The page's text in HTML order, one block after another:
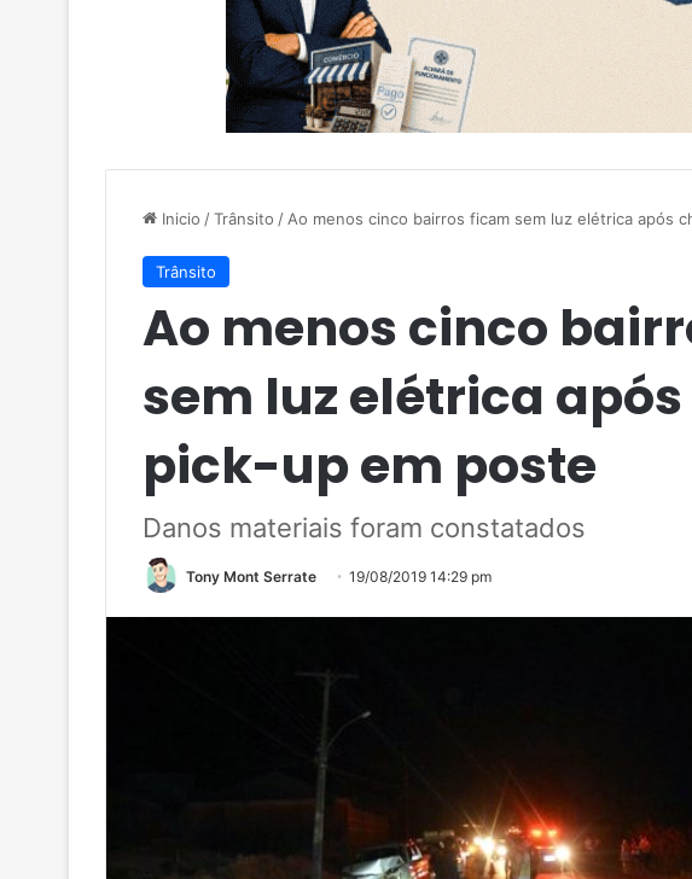
Inicio /Trânsito / Ao menos cinco bairros ficam sem luz elétrica após
Trânsito
Ao menos cinco
sem luz elétrica
pick-up em poste
Danos materiais foram constatados
Tony Mont Serrate 19/08/2019 14:29 pm